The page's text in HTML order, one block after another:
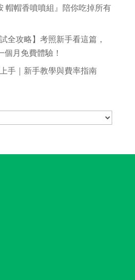
帽帽香噴噴組』陪你吃掉所有
全攻略】考照新手看這篇，
個月免費體驗！
手｜新手教學與費率指南